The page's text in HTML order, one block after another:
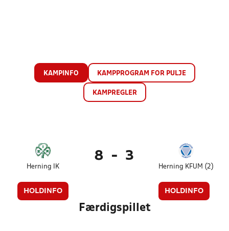
KAMPINFO KAMPPROGRAM FOR PULJE
KAMPREGLER
Herning IK
HOLDINFO
8 - 3
Herning KFUM (2)
HOLDINFO
Færdigspillet